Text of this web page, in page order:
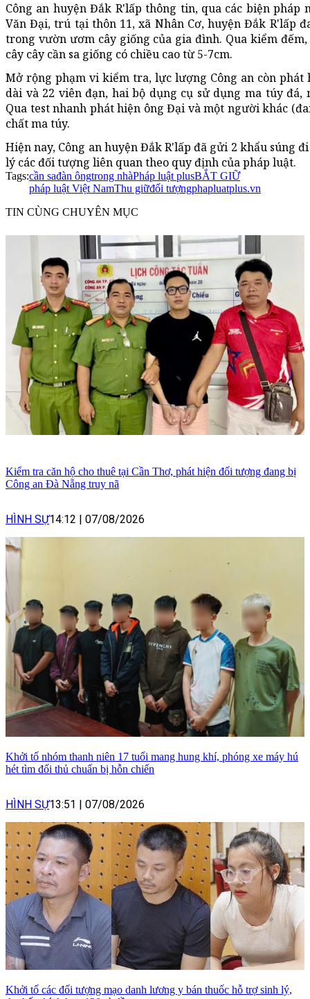
Công an huyện Đắk R'lấp thông tin, qua các biện
Văn Đại, trú tại thôn 11, xã Nhân Cơ, huyện Đắk R'lấp
trong vườn ươm cây giống của gia đình. Qua kiểm
cây cây cần sa giống có chiều cao từ 5-7cm.
Mở rộng phạm vi kiểm tra, lực lượng Công an còn
dài và 22 viên đạn, hai bộ dụng cụ sử dụng ma túy đá,
Qua test nhanh phát hiện ông Đại và một người khác
chất ma túy.
Hiện nay, Công an huyện Đắk R'lấp đã gửi 2 khẩu súng
lý các đối tượng liên quan theo quy định của pháp luật.
Tags:cần sađàn ôngtrong nhàPháp luật plusBẮT GIỮ
pháp luật Việt NamThu giữđối tượngphapluatplus.vn
TIN CÙNG CHUYÊN MỤC
Kiểm tra căn hộ cho thuê tại Cần Thơ, phát hiện đối tượng đang bị
Công an Đà Nẵng truy nã
HÌNH SỰ14:12 07/08/2026
Khởi tố nhóm thanh niên 17 tuổi mang hung khí, phóng xe máy hú
hét tìm đối thủ chuẩn bị hỗn chiến
HÌNH SỰ13:51 07/08/2026
Khởi tố các đối tượng mạo danh lương y bán thuốc hỗ trợ sinh lý,